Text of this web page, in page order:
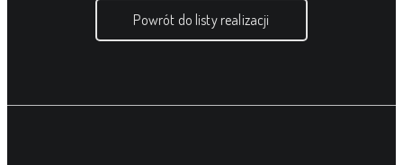
Powrót do listy realizacji